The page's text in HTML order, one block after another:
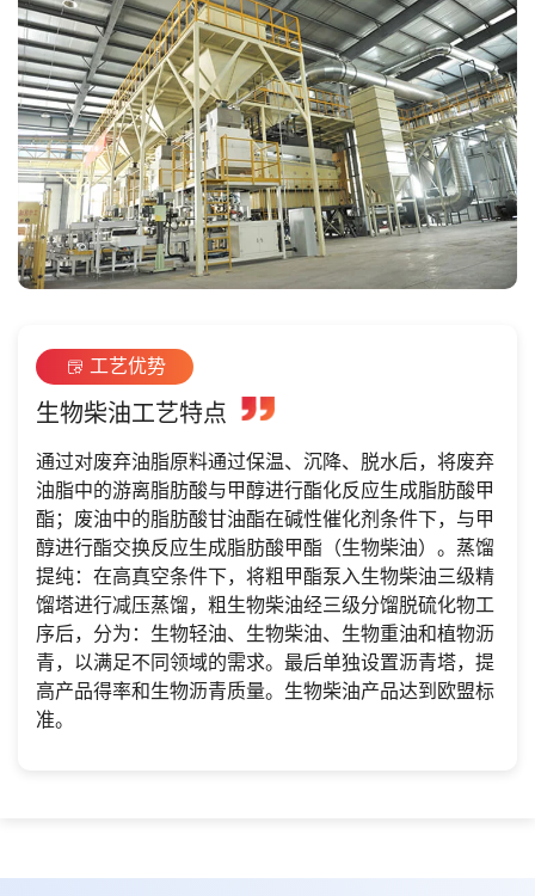
工艺优势
生物柴油工艺特点
通过对废弃油脂原料通过保温、沉降、脱水后，将废弃
油脂中的游离脂肪酸与甲醇进行酯化反应生成脂肪酸甲
酯；废油中的脂肪酸甘油酯在碱性催化剂条件下，与甲
醇进行酯交换反应生成脂肪酸甲酯（生物柴油）。蒸馏
提纯：在高真空条件下，将粗甲酯泵入生物柴油三级精
馏塔进行减压蒸馏，粗生物柴油经三级分馏脱硫化物工
序后，分为：生物轻油、生物柴油、生物重油和植物沥
青，以满足不同领域的需求。最后单独设置沥青塔，提
高产品得率和生物沥青质量。生物柴油产品达到欧盟标
准。